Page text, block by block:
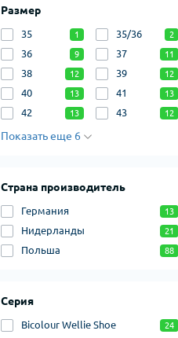
Размер
35 1 35/36 2
36 9 37 11
38 12 39 12
40 13 41 13
42 13 43 12
Показать еще 6
Страна производитель
Германия 13
Нидерланды 21
Польша 88
Серия
Bicolour Wellie Shoe 24